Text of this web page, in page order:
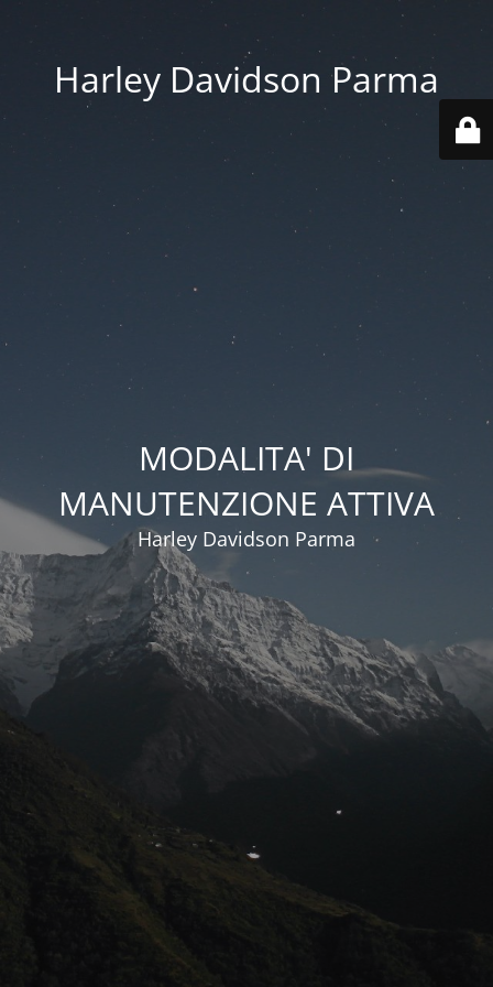
Harley Davidson Parma
MODALITA' DI
MANUTENZIONE ATTIVA
Harley Davidson Parma